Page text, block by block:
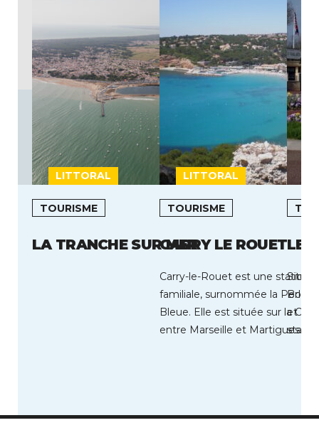
LITTORAL LITTORAL
TOURISME
LA TRANCHE SUR MER
TOURISME
CARRY LE ROUET
Carry-le-Rouet est une station
familiale, surnommée la Perle
Bleue. Elle est située sur la
entre Marseille et Martigues.
LE
et à